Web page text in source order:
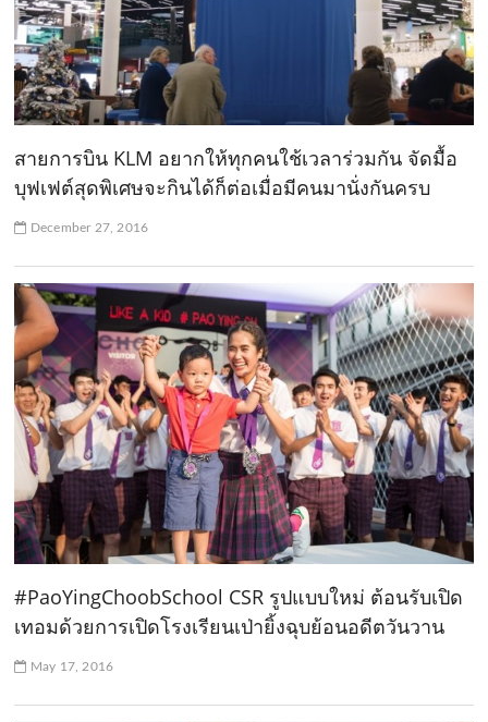
สายการบิน KLM อยากให้ทุกคนใช้เวลาร่วมกัน จัดมื้อ
บุฟเฟต์สุดพิเศษจะกินได้ก็ต่อเมื่อมีคนมานั่งกันครบ
December 27, 2016
#PaoYingChoobSchool CSR รูปแบบใหม่ ต้อนรับเปิด
เทอมด้วยการเปิดโรงเรียนเป่ายิ้งฉุบย้อนอดีตวันวาน
May 17, 2016